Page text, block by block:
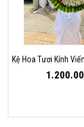
Kệ Hoa Tươi Kính